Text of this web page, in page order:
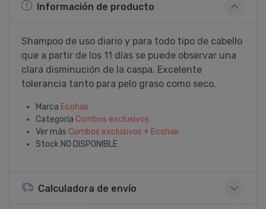
Información de producto
Shampoo de uso diario y para todo tipo de cabello
que a partir de los 11 dí­as se puede observar una
clara disminución de la caspa. Excelente
tolerancia tanto para pelo graso como seco.
Marca Ecohair
Categoría Combos exclusivos
Ver más Combos exclusivos + Ecohair
Stock NO DISPONIBLE
Calculadora de envío